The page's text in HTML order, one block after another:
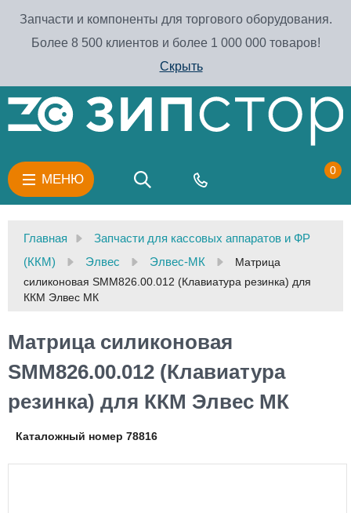
Запчасти и компоненты для торгового оборудования.
Более 8 500 клиентов и более 1 000 000 товаров!
Скрыть
МЕНЮ
0
Главная
Запчасти для кассовых аппаратов и ФР
(ККМ)
Элвес Элвес-МК
Матрица
силиконовая SMM826.00.012 (Клавиатура резинка) для
ККМ Элвес МК
Матрица силиконовая
SMM826.00.012 (Клавиатура
резинка) для ККМ Элвес МК
Каталожный номер 78816